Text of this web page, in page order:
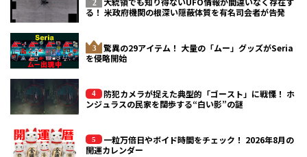
る！ 米政府機関の根深い隠蔽体質を有名司会者が告発
驚異の29アイテム！ 大量の「ムー」グッズがSeria
を侵略開始
防犯カメラが捉えた典型的「ゴースト」に戦慄！ ホ
ンジュラスの民家を闊歩する“白い影”の謎
一粒万倍日やボイド時間をチェック！ 2026年8月の
開運カレンダー